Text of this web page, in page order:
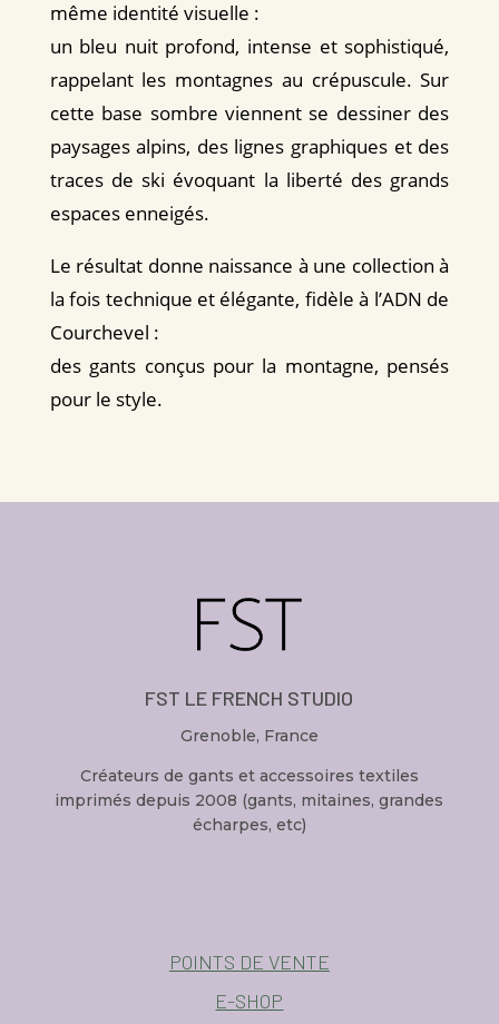
même identité visuelle :
un bleu nuit profond, intense et sophistiqué,
rappelant les montagnes au crépuscule. Sur
cette base sombre viennent se dessiner des
paysages alpins, des lignes graphiques et des
traces de ski évoquant la liberté des grands
espaces enneigés.
Le résultat donne naissance à une collection à
la fois technique et élégante, fidèle à l’ADN de
Courchevel :
des gants conçus pour la montagne, pensés
pour le style.
FST LE FRENCH STUDIO
Grenoble, France
Créateurs de gants et accessoires textiles
imprimés depuis 2008 (gants, mitaines, grandes
écharpes, etc)
POINTS DE VENTE
E-SHOP